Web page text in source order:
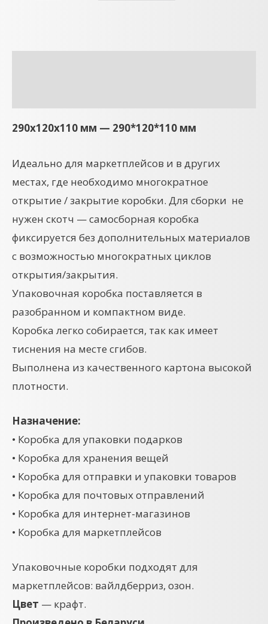
290x120x110 мм — 290*120*110 мм
Идеально для маркетплейсов и в других
местах, где необходимо многократное
открытие / закрытие коробки. Для сборки не
нужен скотч — самосборная коробка
фиксируется без дополнительных материалов
с возможностью многократных циклов
открытия/закрытия.
Упаковочная коробка поставляется в
разобранном и компактном виде.
Коробка легко собирается, так как имеет
тиснения на месте сгибов.
Выполнена из качественного картона высокой
плотности.
Назначение:
• Коробка для упаковки подарков
• Коробка для хранения вещей
• Коробка для отправки и упаковки товаров
• Коробка для почтовых отправлений
• Коробка для интернет-магазинов
• Коробка для маркетплейсов
Упаковочные коробки подходят для
маркетплейсов: вайлдберриз, озон.
Цвет — крафт.